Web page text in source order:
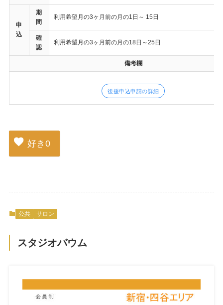
申
込
期
間
利用希望月の3ヶ月前の月の1日～ 15日
確
認
利用希望月の3ヶ月前の月の18日～25日
備考欄
後援申込申請の詳細
好き 0
公共 サロン
スタジオバウム